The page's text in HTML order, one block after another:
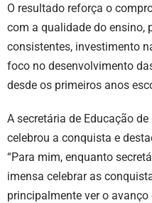
O resultado reforça o
com a qualidade do ensino,
consistentes, investimento
foco no desenvolvimento
desde os primeiros anos
A secretária de Educação
celebrou a conquista e
“Para mim, enquanto
imensa celebrar as
principalmente ver o